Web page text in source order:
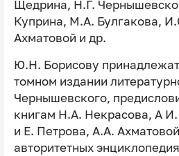
Щедрина, Н.Г.
Куприна, М.А. Булгакова,
Ахматовой и др.
Ю.Н. Борисову
томном издании
Чернышевского,
книгам Н.А. Некрасова, А
и Е. Петрова, А.А.
авторитетных